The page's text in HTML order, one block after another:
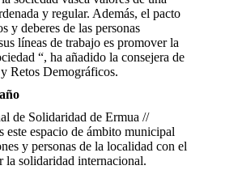
y regular. Además, el pacto
y deberes de las personas
líneas de trabajo es promover la
“, ha añadido la consejera de
Retos Demográficos.
de Solidaridad de Ermua //
este espacio de ámbito municipal
y personas de la localidad con el
la solidaridad internacional.